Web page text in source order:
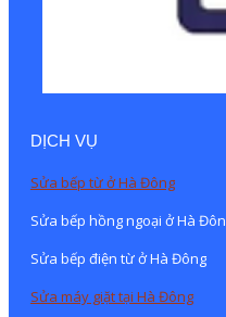
DỊCH VỤ
Sửa bếp từ ở Hà Đông
Sửa bếp hồng ngoại ở Hà
Sửa bếp điện từ ở Hà Đông
Sửa máy giặt tại Hà Đông